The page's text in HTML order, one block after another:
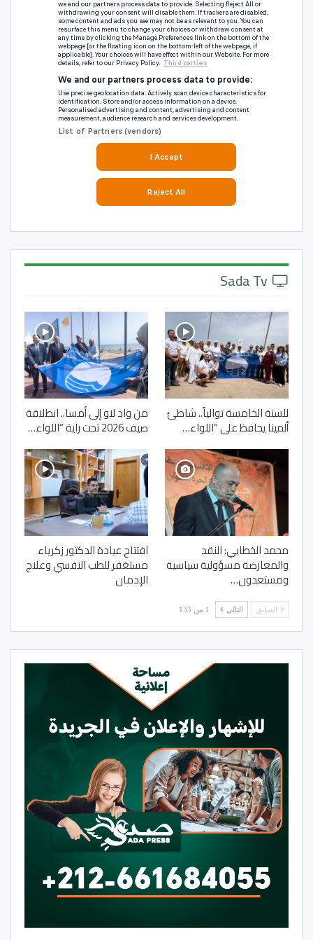
للسنة الخامسة توالياً.. شاطئ
ألمينا يحافظ على “اللواء…
من واد لاو إلى أمسا.. انطلاقة
صيف 2026 تحت راية “اللواء…
محمد الخطابي: النقد
والمعارضة مسؤولية سياسية
ومستعدون…
افتتاح عيادة الدكتور زكرياء
مستغفر للطب النفسي وعلاج
الإدمان
السابق التالي 1 من 133